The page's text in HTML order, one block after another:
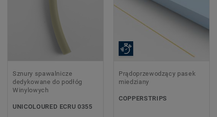
Sznury spawalnicze
dedykowane do podłóg
Winylowych
UNICOLOURED ECRU 0355
Prądoprzewodzący pasek
miedziany
COPPERSTRIPS